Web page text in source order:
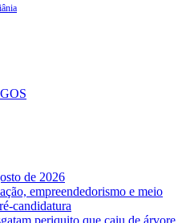
de 2026
empreendedorismo e meio
candidatura
periquito que caiu de árvore